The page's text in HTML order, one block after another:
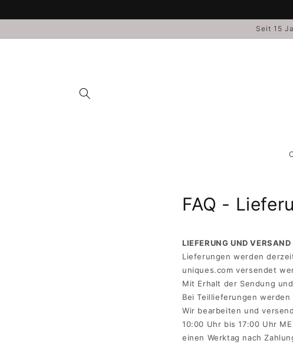
Inhalt
Seit 15
FAQ -
LIEFERUNG UND VERSAND
Lieferungen werden
uniques.com versendet
Mit Erhalt der Sendung
Bei Teillieferungen
Wir bearbeiten und
10:00 Uhr bis 17:00 Uhr
einen Werktag nach